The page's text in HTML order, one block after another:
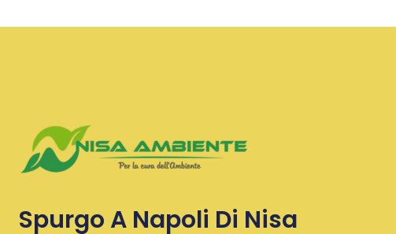
Spurgo A Napoli Di Nisa